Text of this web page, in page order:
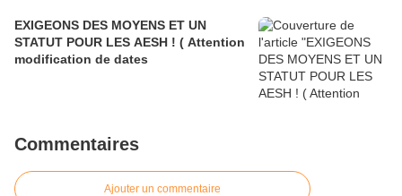
EXIGEONS DES MOYENS ET UN
STATUT POUR LES AESH ! ( Attention
modification de dates
Commentaires
Ajouter un commentaire